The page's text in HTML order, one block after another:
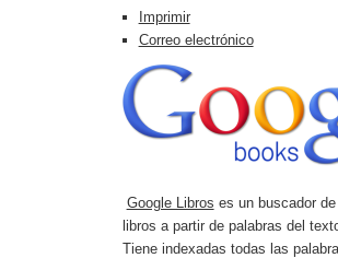
Imprimir
Correo electrónico
Google Libros es un buscador de
libros a partir de palabras del
Tiene indexadas todas las